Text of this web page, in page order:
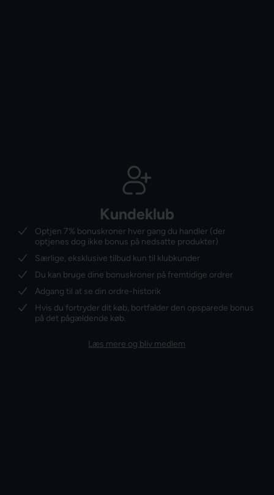
Kundeklub
Optjen 7% bonuskroner hver gang du handler (der
optjenes dog ikke bonus på nedsatte produkter)
Særlige, eksklusive tilbud kun til klubkunder
Du kan bruge dine bonuskroner på fremtidige ordrer
Adgang til at se din ordre-historik
Hvis du fortryder dit køb, bortfalder den opsparede bonus
på det pågældende køb.
Læs mere og bliv medlem